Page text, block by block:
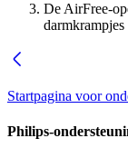
De AirFree-
Startpagina voor
Philips-